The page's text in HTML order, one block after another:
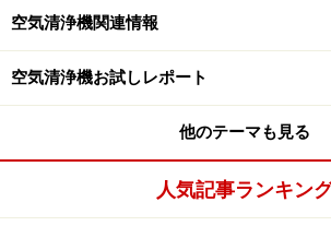
用意されているのも大きな特徴です。
「Blue 3000シリーズ」カラーバリエーシ
クグレー、ブルー、ピンク、ライトグレ
はBlue 3000シリーズ製品ページより）
空気清浄機関連情報
空気清浄機お試しレポート
他のテーマも見る
人気記事ランキン